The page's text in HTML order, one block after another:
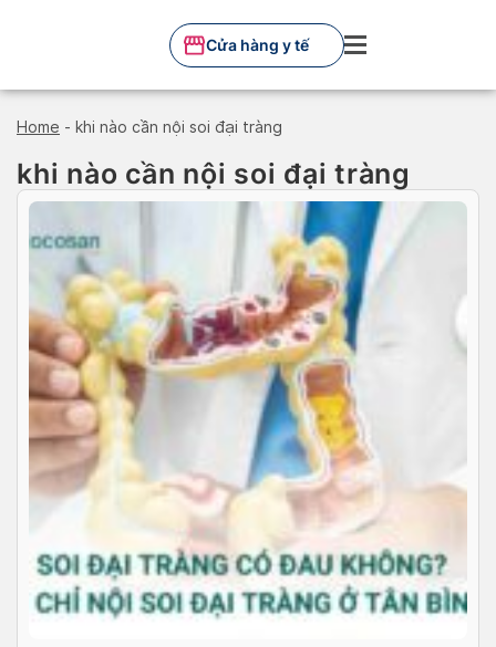
Cửa hàng y tế
Home - khi nào cần nội soi đại tràng
khi nào cần nội soi đại tràng